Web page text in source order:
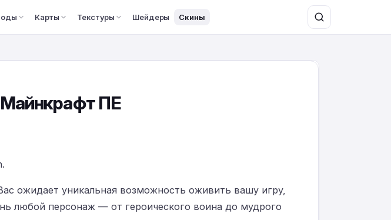
Карты Текстуры Шейдеры Скины
Майнкрафт ПЕ
ожидает уникальная возможность оживить вашу игру,
любой персонаж — от героического воина до мудрого